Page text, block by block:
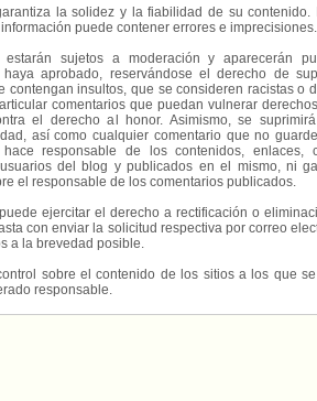
la solidez y la fiabilidad de su
puede contener errores e imprecisiones.
estarán sujetos a moderación y aparecerán
aprobado, reservándose el derecho de
contengan insultos, que se consideren racistas o
comentarios que puedan vulnerar
el derecho al honor. Asimismo, se
así como cualquier comentario que no
responsable de los contenidos, enlaces,
del blog y publicados en el mismo, ni
el responsable de los comentarios publicados.
ejercitar el derecho a rectificación o
con enviar la solicitud respectiva por correo
a la brevedad posible.
sobre el contenido de los sitios a los que
responsable.